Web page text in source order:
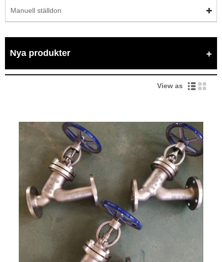
Manuell ställdon
Nya produkter
View as